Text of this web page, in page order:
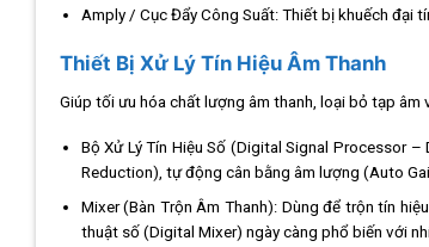
Amply / Cục Đẩy Công Suất: Thiết bị khuếch đại
Thiết Bị Xử Lý Tín Hiệu Âm Thanh
Giúp tối ưu hóa chất lượng âm thanh, loại bỏ tạp âm
Bộ Xử Lý Tín Hiệu Số (Digital Signal Processor
Reduction), tự động cân bằng âm lượng (Auto
Mixer (Bàn Trộn Âm Thanh): Dùng để trộn tín
thuật số (Digital Mixer) ngày càng phổ biến với